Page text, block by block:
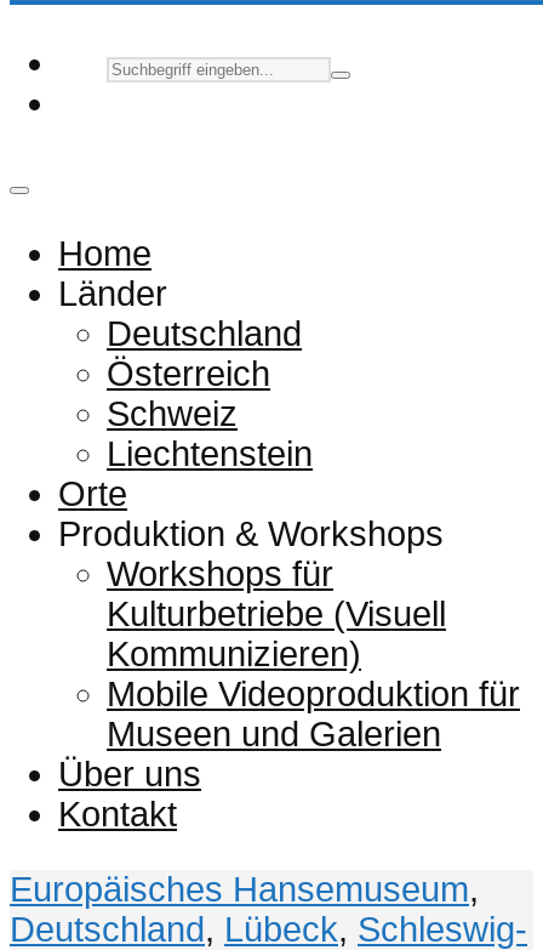
Home
Länder
Deutschland
Österreich
Schweiz
Liechtenstein
Orte
Produktion & Workshops
Workshops für
Kulturbetriebe (Visuell
Kommunizieren)
Mobile Videoproduktion für
Museen und Galerien
Über uns
Kontakt
Europäisches Hansemuseum,
Deutschland, Lübeck, Schleswig-